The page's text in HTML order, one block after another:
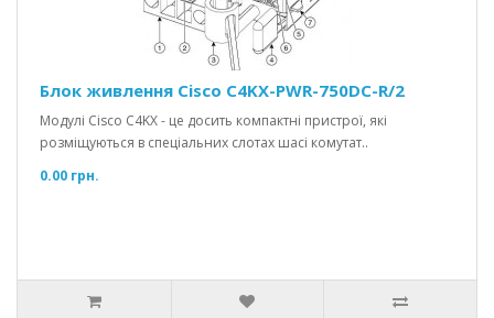
Блок живлення Cisco C4KX-PWR-750DC-R/2
Модулі Cisco C4KX - це досить компактні пристрої, які
розміщуються в спеціальних слотах шасі комутат..
0.00 грн.